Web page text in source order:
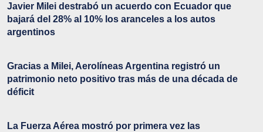
Javier Milei destrabó un acuerdo con Ecuador que
bajará del 28% al 10% los aranceles a los autos
argentinos
Gracias a Milei, Aerolíneas Argentina registró un
patrimonio neto positivo tras más de una década de
déficit
La Fuerza Aérea mostró por primera vez las